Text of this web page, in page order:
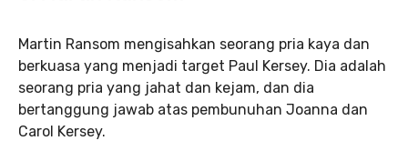
Martin Ransom mengisahkan seorang pria kaya dan
berkuasa yang menjadi target Paul Kersey. Dia adalah
seorang pria yang jahat dan kejam, dan dia
bertanggung jawab atas pembunuhan Joanna dan
Carol Kersey.